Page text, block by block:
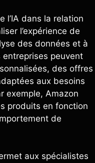
l’IA dans la relation
l’expérience de
des données et à
entreprises peuvent
des offres
aux besoins
exemple, Amazon
produits en fonction
de
aux spécialistes